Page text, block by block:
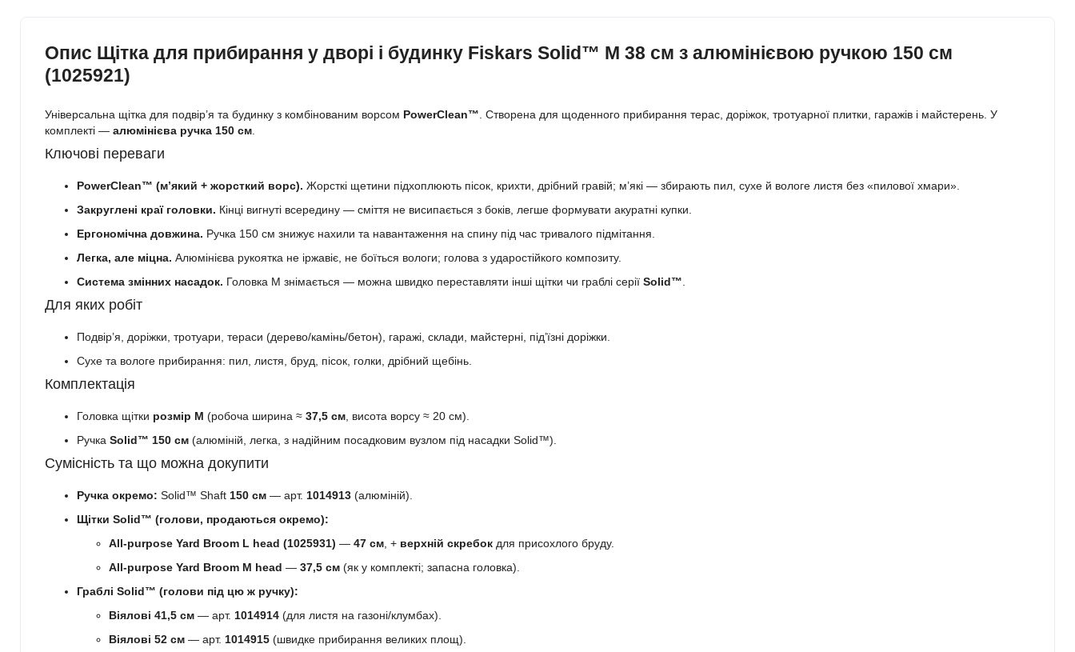
Опис Щітка для прибирання у дворі і будинку Fiskars Solid™ M 38 см з алюмінієвою ручкою 150 см
(1025921)
Універсальна щітка для подвір’я та будинку з комбінованим ворсом PowerClean™. Створена для щоденного прибирання терас, доріжок, тротуарної плитки, гаражів і майстерень. У
комплекті — алюмінієва ручка 150 см.
Ключові переваги
PowerClean™ (м’який + жорсткий ворс). Жорсткі щетини підхоплюють пісок, крихти, дрібний гравій; м’які — збирають пил, сухе й вологе листя без «пилової хмари».
Закруглені краї головки. Кінці вигнуті всередину — сміття не висипається з боків, легше формувати акуратні купки.
Ергономічна довжина. Ручка 150 см знижує нахили та навантаження на спину під час тривалого підмітання.
Легка, але міцна. Алюмінієва рукоятка не іржавіє, не боїться вологи; голова з ударостійкого композиту.
Система змінних насадок. Головка M знімається — можна швидко переставляти інші щітки чи граблі серії Solid™.
Для яких робіт
Подвір’я, доріжки, тротуари, тераси (дерево/камінь/бетон), гаражі, склади, майстерні, під’їзні доріжки.
Сухе та вологе прибирання: пил, листя, бруд, пісок, голки, дрібний щебінь.
Комплектація
Головка щітки розмір M (робоча ширина ≈ 37,5 см, висота ворсу ≈ 20 см).
Ручка Solid™ 150 см (алюміній, легка, з надійним посадковим вузлом під насадки Solid™).
Сумісність та що можна докупити
Ручка окремо: Solid™ Shaft 150 см — арт. 1014913 (алюміній).
Щітки Solid™ (голови, продаються окремо):
All-purpose Yard Broom L head (1025931) — 47 см, + верхній скребок для присохлого бруду.
All-purpose Yard Broom M head — 37,5 см (як у комплекті; запасна головка).
Граблі Solid™ (голови під цю ж ручку):
Віялові 41,5 см — арт. 1014914 (для листя на газоні/клумбах).
Віялові 52 см — арт. 1014915 (швидке прибирання великих площ).